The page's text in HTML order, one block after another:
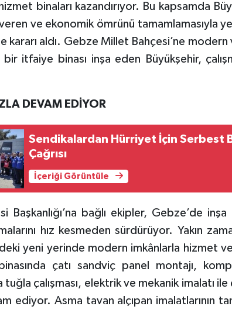
binaları kazandırıyor. Bu kapsamda
ve ekonomik ömrünü tamamlamasıyla
kararı aldı. Gebze Millet Bahçesi’ne
bir itfaiye binası inşa eden Büyükşehir,
DEVAM EDİYOR
Sendikalardan Hürriyet İçin Serbest
Çağrısı
İçeriği Görüntüle
Başkanlığı’na bağlı ekipler, Gebze’de
hız kesmeden sürdürüyor. Yakın
yeni yerinde modern imkânlarla hizmet
çatı sandviç panel montajı,
tuğla çalışması, elektrik ve mekanik imalatı
ediyor. Asma tavan alçıpan imalatlarının